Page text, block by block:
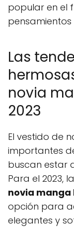
popular en el
Las
novia
2023
El vestido de
importantes
buscan estar
Para el 2023,
novia manga
opción para
elegantes y